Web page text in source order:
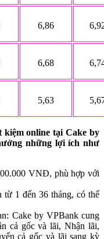
6,86
6,68
5,63
kiệm online tại Cake by
những lợi ích như
VNĐ, phù hợp với
1 đến 36 tháng, có thể
Cake by VPBank cung
cả gốc và lãi, Nhận lãi,
cả gốc và lãi sang kỳ